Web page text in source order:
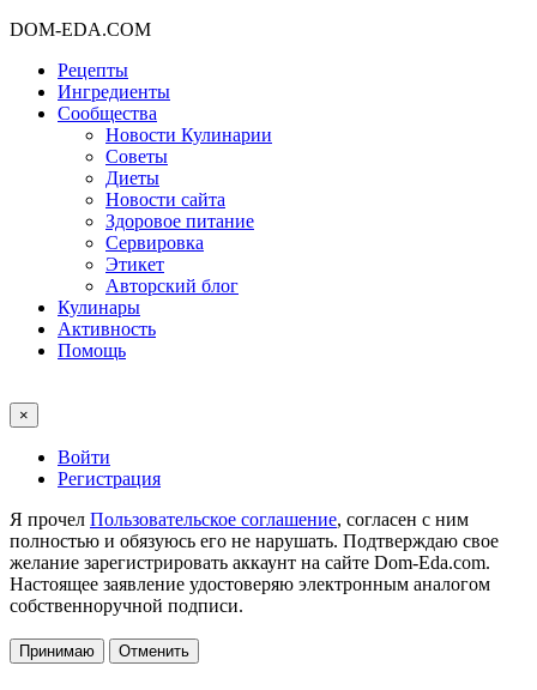
DOM-EDA.COM
Рецепты
Ингредиенты
Сообщества
Новости Кулинарии
Советы
Диеты
Новости сайта
Здоровое питание
Сервировка
Этикет
Авторский блог
Кулинары
Активность
Помощь
×
Войти
Регистрация
Я прочел Пользовательское соглашение, согласен с ним
полностью и обязуюсь его не нарушать. Подтверждаю свое
желание зарегистрировать аккаунт на сайте Dom-Eda.com.
Настоящее заявление удостоверяю электронным аналогом
собственноручной подписи.
Принимаю Отменить